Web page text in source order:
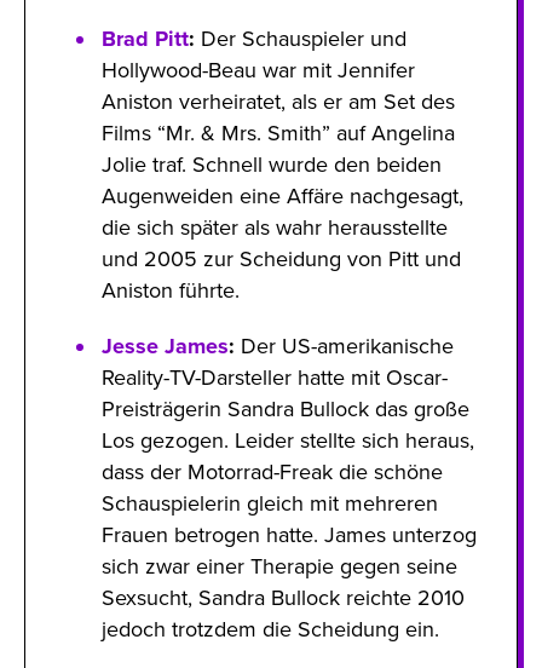
Brad Pitt: Der Schauspieler und
Hollywood-Beau war mit Jennifer
Aniston verheiratet, als er am Set des
Films “Mr. & Mrs. Smith” auf Angelina
Jolie traf. Schnell wurde den beiden
Augenweiden eine Affäre nachgesagt,
die sich später als wahr herausstellte
und 2005 zur Scheidung von Pitt und
Aniston führte.
Jesse James: Der US-amerikanische
Reality-TV-Darsteller hatte mit Oscar-
Preisträgerin Sandra Bullock das große
Los gezogen. Leider stellte sich heraus,
dass der Motorrad-Freak die schöne
Schauspielerin gleich mit mehreren
Frauen betrogen hatte. James unterzog
sich zwar einer Therapie gegen seine
Sexsucht, Sandra Bullock reichte 2010
jedoch trotzdem die Scheidung ein.